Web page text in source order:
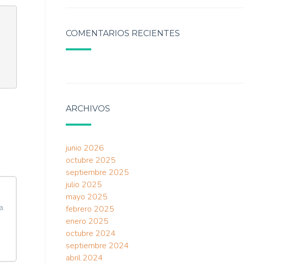
COMENTARIOS RECIENTES
ARCHIVOS
junio 2026
octubre 2025
septiembre 2025
julio 2025
mayo 2025
febrero 2025
enero 2025
octubre 2024
septiembre 2024
abril 2024